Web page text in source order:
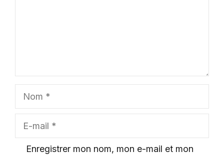
mail
Enregistrer mon nom, mon e-mail et mon